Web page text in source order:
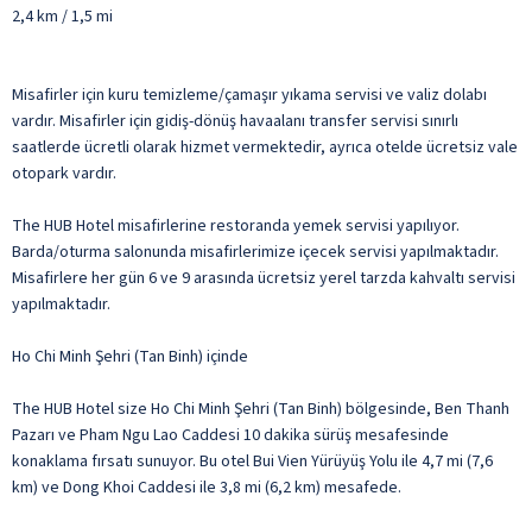
2,4 km / 1,5 mi
Misafirler için kuru temizleme/çamaşır yıkama servisi ve valiz dolabı
vardır. Misafirler için gidiş-dönüş havaalanı transfer servisi sınırlı
saatlerde ücretli olarak hizmet vermektedir, ayrıca otelde ücretsiz vale
otopark vardır.
The HUB Hotel misafirlerine restoranda yemek servisi yapılıyor.
Barda/oturma salonunda misafirlerimize içecek servisi yapılmaktadır.
Misafirlere her gün 6 ve 9 arasında ücretsiz yerel tarzda kahvaltı servisi
yapılmaktadır.
Ho Chi Minh Şehri (Tan Binh) içinde
The HUB Hotel size Ho Chi Minh Şehri (Tan Binh) bölgesinde, Ben Thanh
Pazarı ve Pham Ngu Lao Caddesi 10 dakika sürüş mesafesinde
konaklama fırsatı sunuyor. Bu otel Bui Vien Yürüyüş Yolu ile 4,7 mi (7,6
km) ve Dong Khoi Caddesi ile 3,8 mi (6,2 km) mesafede.